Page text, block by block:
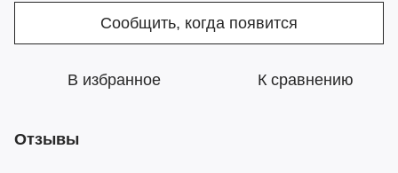
Сообщить, когда появится
В избранное К сравнению
Отзывы